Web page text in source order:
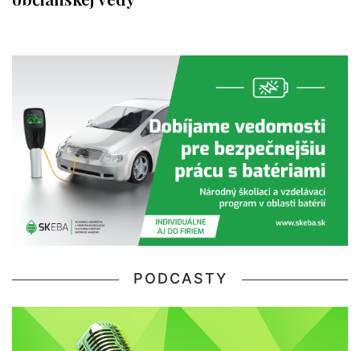
PODCASTY